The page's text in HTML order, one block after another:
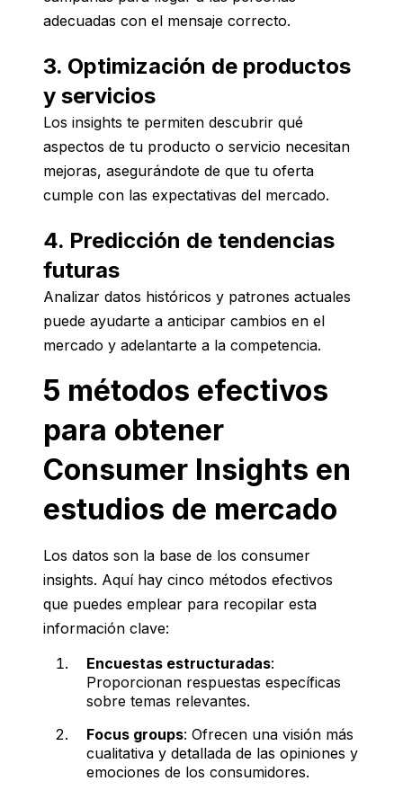
adecuadas con el mensaje correcto.
3. Optimización de productos
y servicios
Los insights te permiten descubrir qué
aspectos de tu producto o servicio necesitan
mejoras, asegurándote de que tu oferta
cumple con las expectativas del mercado.
4. Predicción de tendencias
futuras
Analizar datos históricos y patrones actuales
puede ayudarte a anticipar cambios en el
mercado y adelantarte a la competencia.
5 métodos efectivos
para obtener
Consumer Insights en
estudios de mercado
Los datos son la base de los consumer
insights. Aquí hay cinco métodos efectivos
que puedes emplear para recopilar esta
información clave:
Encuestas estructuradas:
Proporcionan respuestas específicas
sobre temas relevantes.
Focus groups: Ofrecen una visión más
cualitativa y detallada de las opiniones y
emociones de los consumidores.